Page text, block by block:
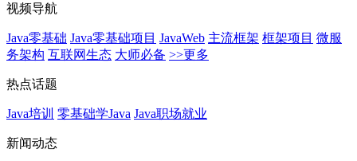
视频导航
Java零基础 Java零基础项目 JavaWeb 主流框架 框架项目 微服
务架构 互联网生态 大师必备 >>更多
热点话题
Java培训 零基础学Java Java职场就业
新闻动态